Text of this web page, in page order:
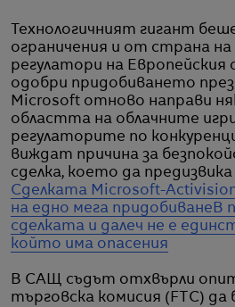
Технологичният гигант
ограничения и от страна
регулатори на Европейския
одобри придобиването
Microsoft отново направи
областта на облачните
регулаторите по
виждат причина за
сделка, което да
Сделката Microsoft-
на едно мега придобиване В
сделката и далеч не е
който има опасения
В САЩ съдът отхвърли
търговска комисия (FTC) да